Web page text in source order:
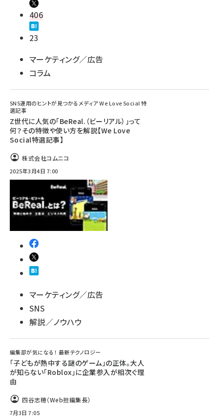
406
23
マーケティング／広告
コラム
SNS運用のヒントが見つかるメディア We Love Social 特
選記事
Z世代に人気の「BeReal.（ビーリアル）」って
何？その特徴や使い方を解説【We Love
Social特選記事】
株式会社コムニコ
2025年3月4日 7:00
マーケティング／広告
SNS
解説／ノウハウ
編集部が気になる！ 最新テクノロジー
「子どもが熱中する謎のゲーム」の正体。大人
が知らない「Roblox」に企業参入が相次ぐ理
由
四谷志穂（Web担編集長）
7月3日 7:05